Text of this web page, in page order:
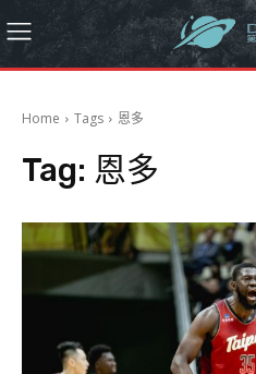
Home Tags 恩多
Tag: 恩多